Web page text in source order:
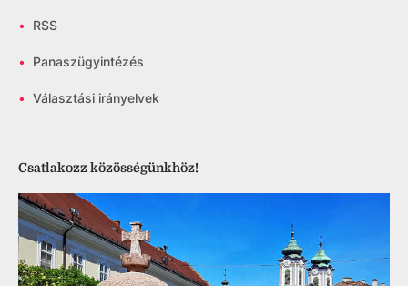
• RSS
• Panaszügyintézés
• Választási irányelvek
Csatlakozz közösségünkhöz!